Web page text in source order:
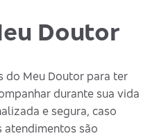
Doutor
do Meu Doutor para ter
durante sua vida
e segura, caso
atendimentos são